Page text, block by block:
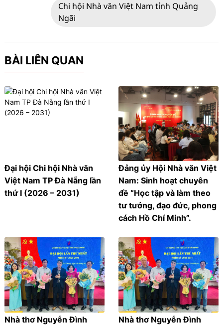
Chi hội Nhà văn Việt Nam tỉnh Quảng
Ngãi
BÀI LIÊN QUAN
Đại hội Chi hội Nhà văn
Việt Nam TP Đà Nẵng lần
thứ I (2026 – 2031)
Đảng ủy Hội Nhà văn Việt
Nam: Sinh hoạt chuyên
đề “Học tập và làm theo
tư tưởng, đạo đức, phong
cách Hồ Chí Minh”.
Nhà thơ Nguyễn Đình
Nhà thơ Nguyễn Đình